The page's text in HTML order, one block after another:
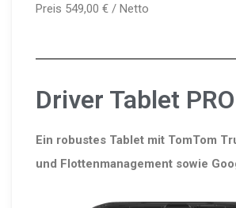
Preis 549,00 € / Netto
Driver Tablet
Ein robustes Tablet mit TomTom
und Flottenmanagement sowie